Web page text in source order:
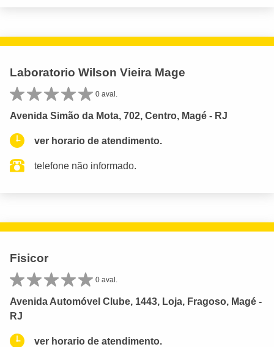
Laboratorio Wilson Vieira Mage
0 aval.
Avenida Simão da Mota, 702, Centro, Magé - RJ
ver horario de atendimento.
telefone não informado.
Fisicor
0 aval.
Avenida Automóvel Clube, 1443, Loja, Fragoso, Magé -
RJ
ver horario de atendimento.